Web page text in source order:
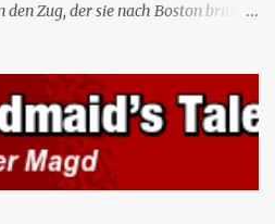
Zug, der sie nach Boston bringen
Gegenwart. June ist seit
eingesperrt und entdeckt im
te bastardes carborundorum”,
Difred hinterlassen wurde, die
der Zeremonie bringt Serena June